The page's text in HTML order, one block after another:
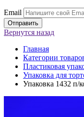
Email
Вернутся назад
Главная
Категории
Пластиковая
Упаковка для
Упаковка 1432 п/